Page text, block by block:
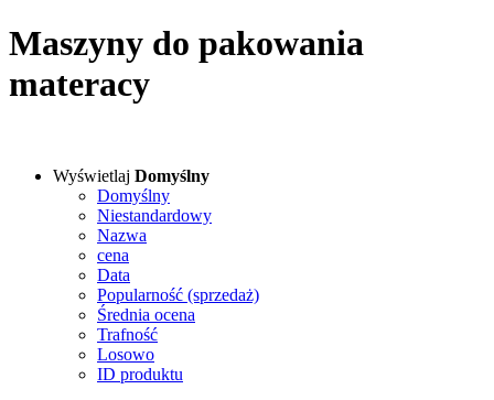
Maszyny do pakowania
materacy
Wyświetlaj Domyślny
Domyślny
Niestandardowy
Nazwa
cena
Data
Popularność (sprzedaż)
Średnia ocena
Trafność
Losowo
ID produktu